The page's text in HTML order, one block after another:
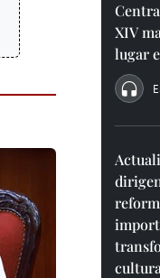
XIV
lugar